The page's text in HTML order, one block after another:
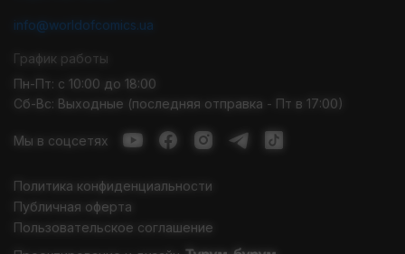
info@worldofcomics.ua
График работы
Пн-Пт: с 10:00 до 18:00
Сб-Вс: Выходные (последняя отправка - Пт в 17:00)
Мы в соцсетях
Политика конфиденциальности
Публичная оферта
Пользовательское соглашение